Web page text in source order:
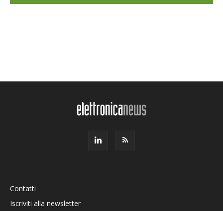
Contatti
Iscriviti alla newsletter